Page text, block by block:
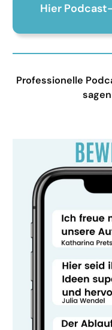
Hier
Professionelle